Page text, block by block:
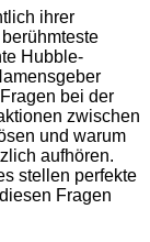
ihrer
Hubble-
bei der
zwischen
und warum
aufhören.
stellen perfekte
Fragen